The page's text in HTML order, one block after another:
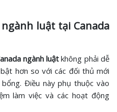
luật tại Canada
ngành luật không phải dễ
hơn so với các đối thủ mới
Điều này phụ thuộc vào
làm việc và các hoạt động